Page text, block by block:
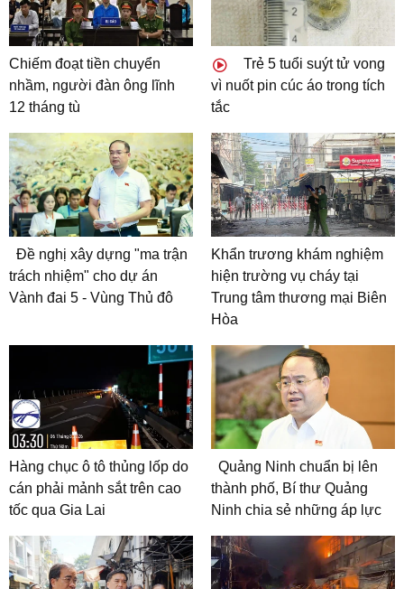
Chiếm đoạt tiền chuyển
nhầm, người đàn ông lĩnh
12 tháng tù
Trẻ 5 tuổi suýt tử vong
vì nuốt pin cúc áo trong tích
tắc
Đề nghị xây dựng "ma trận
trách nhiệm" cho dự án
Vành đai 5 - Vùng Thủ đô
Khẩn trương khám nghiệm
hiện trường vụ cháy tại
Trung tâm thương mại Biên
Hòa
Hàng chục ô tô thủng lốp do
cán phải mảnh sắt trên cao
tốc qua Gia Lai
Quảng Ninh chuẩn bị lên
thành phố, Bí thư Quảng
Ninh chia sẻ những áp lực